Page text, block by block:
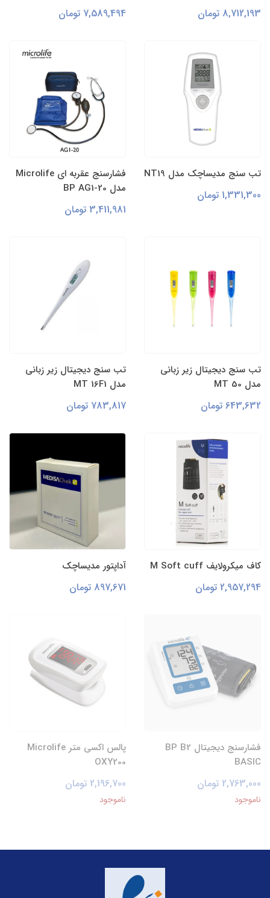
8,712,193 تومان 7,589,494 تومان
تب سنج مدیساچک مدل NT19
1,331,300 تومان
فشارسنج عقربه ای Microlife
مدل BP AG1-20
3,411,981 تومان
تب سنج دیجیتال زیر زبانی
مدل MT 50
643,632 تومان
تب سنج دیجیتال زیر زبانی
مدل MT 16F1
783,817 تومان
کاف میکرولایف M Soft cuff
2,957,294 تومان
آداپتور مدیساچک
897,671 تومان
فشارسنج دیجیتال BP B2
BASIC
2,763,000 تومان
ناموجود
پالس اکسی متر Microlife
OXY200
2,196,700 تومان
ناموجود